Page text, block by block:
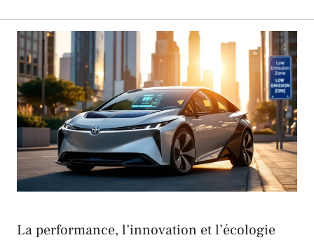
La performance, l’innovation et l’écologie